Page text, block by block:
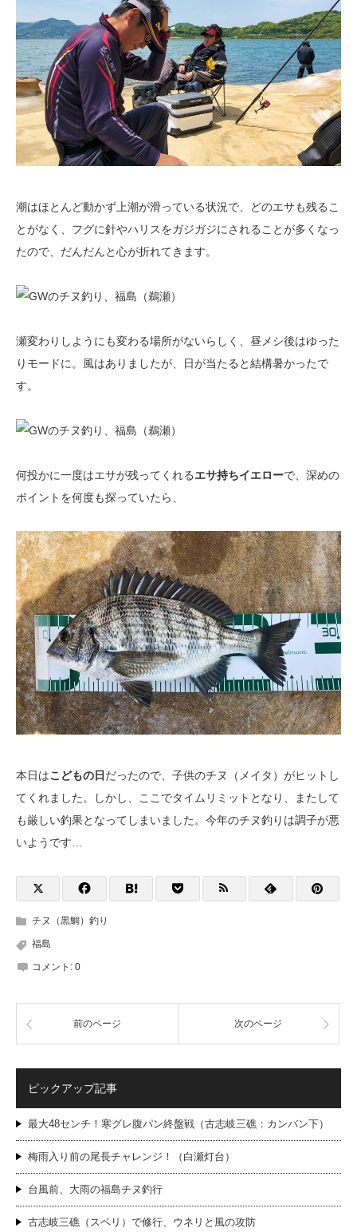
潮はほとんど動かず上潮が滑っている状況で、どのエサも残るこ
とがなく、フグに針やハリスをガジガジにされることが多くなっ
たので、だんだんと心が折れてきます。
瀬変わりしようにも変わる場所がないらしく、昼メシ後はゆった
りモードに。風はありましたが、日が当たると結構暑かったで
す。
何投かに一度はエサが残ってくれるエサ持ちイエローで、深めの
ポイントを何度も探っていたら、
本日はこどもの日 だったので、子供のチヌ（メイタ）がヒットし
てくれました。しかし、ここでタイムリミットとなり、またして
も厳しい釣果となってしまいました。今年のチヌ釣りは調子が悪
いようです…
チヌ（黒鯛）釣り
福島
コメント: 0
前のページ 次のページ
ピックアップ記事
最大48センチ！寒グレ腹パン終盤戦（古志岐三礁：カンバン下）
梅雨入り前の尾長チャレンジ！（白瀬灯台）
台風前、大雨の福島チヌ釣行
古志岐三礁（スベリ）で修行、ウネリと風の攻防